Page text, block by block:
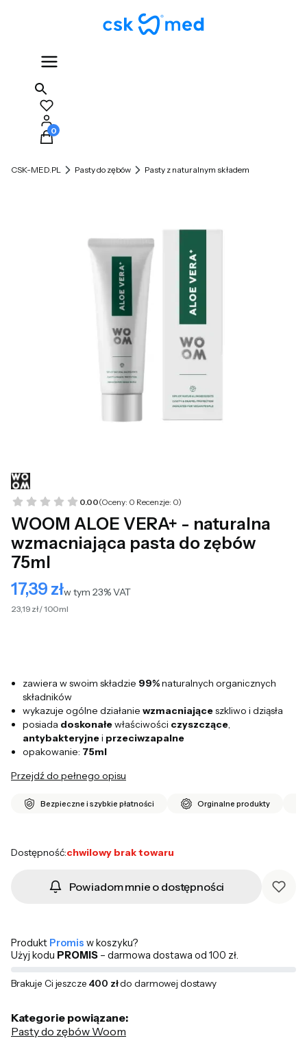
Produkty w koszyku: 0. Zobacz szczegóły
CSK-MED.PL Pasty do zębów Pasty z naturalnym składem
0.00(Oceny: 0 Recenzje: 0)
WOOM ALOE VERA+ - naturalna
wzmacniająca pasta do zębów
75ml
Cena
17,39 złw tym 23% VAT
w tym 23%VAT
23,19 zł / 100ml
zawiera w swoim składzie 99%naturalnych organicznych
składników
wykazuje ogólne działanie wzmacniająceszkliwo i dziąsła
posiada doskonałewłaściwości czyszczące,
antybakteryjnei przeciwzapalne
opakowanie: 75ml
Przejdź do pełnego opisu
Bezpieczne i szybkie płatności Orginalne produkty
Dostępność:chwilowy brak towaru
Powiadom mnie o dostępności
Produkt Promis w koszyku?
Użyj kodu PROMIS – darmowa dostawa od 100 zł.
Brakuje Ci jeszcze 400 złdo darmowej dostawy
Kategorie powiązane:
Pasty do zębów Woom